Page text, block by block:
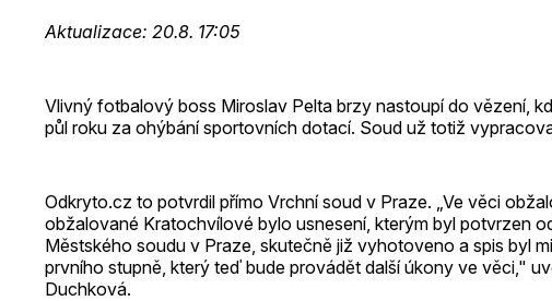
Aktualizace: 20.8. 17:05
Vlivný fotbalový boss Miroslav Pelta brzy nastoupí do vězení,
půl roku za ohýbání sportovních dotací. Soud už totiž
Odkryto.cz to potvrdil přímo Vrchní soud v Praze. „Ve věci
obžalované Kratochvílové bylo usnesení, kterým byl potvrzen
Městského soudu v Praze, skutečně již vyhotoveno a spis byl
prvního stupně, který teď bude provádět další úkony ve věci,"
Duchková.